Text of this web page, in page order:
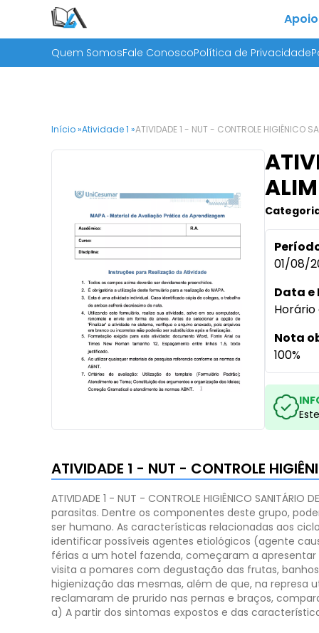
Quem SomosFale ConoscoPolítica de Privacidade
Início »Atividade 1 »ATIVIDADE 1 - NUT - CONTROLE HIGIÊNICO
01/08/
Data e
Horário
Nota
100%
ATIVIDADE 1 - NUT - CONTROLE
ATIVIDADE 1 - NUT - CONTROLE HIGIÊNICO SANITÁRIO
parasitas. Dentre os componentes deste grupo,
ser humano. As características relacionadas aos
identificar possíveis agentes etiológicos (agente
férias a um hotel fazenda, começaram a
visita a pomares com degustação das frutas,
higienização das mesmas, além de que, na represa
reclamaram de prurido nas pernas e braços,
a) A partir dos sintomas expostos e das